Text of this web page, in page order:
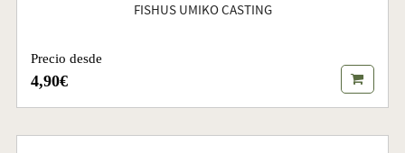
FISHUS UMIKO CASTING
Precio desde
4,90€